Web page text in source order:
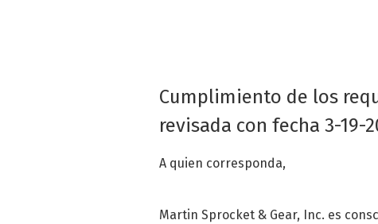
Cumplimiento de los
revisada con fecha 3-19-
A quien corresponda,
Martin Sprocket & Gear, Inc. es